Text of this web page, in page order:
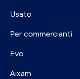
Usato
Per commercianti
Evo
Aixam